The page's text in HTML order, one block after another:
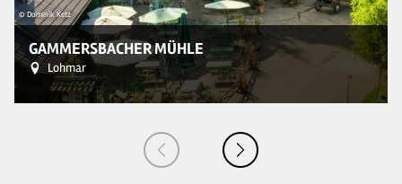
© Dominik Ketz
GAMMERSBACHER MÜHLE
Lohmar